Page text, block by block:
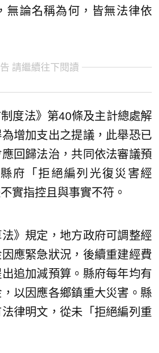
無論名稱為何，皆無法律依
請繼續往下閱讀
度法》第40條及主計總處解
增加支出之提議，此舉恐已
回歸法治，共同依法審議預
府「拒絕編列光復災害經
實指控且與事實不符。
》規定，地方政府可調整經
應緊急狀況，後續重建經費
追加減預算。縣府每年均有
以因應各鄉鎮重大災害。縣
律明文，從未「拒絕編列重